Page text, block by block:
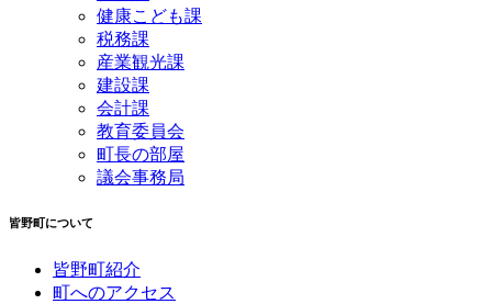
健康こども課
税務課
産業観光課
建設課
会計課
教育委員会
町長の部屋
議会事務局
皆野町について
皆野町紹介
町へのアクセス